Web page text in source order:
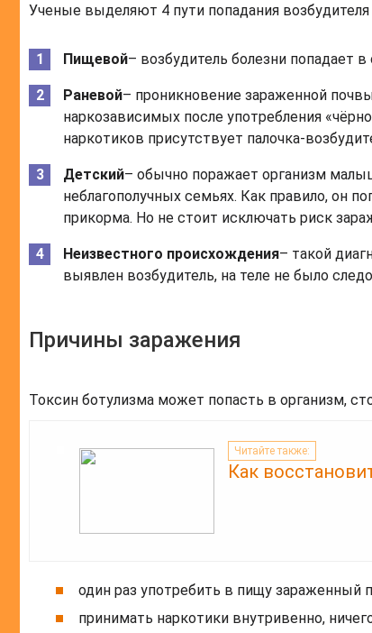
Ученые выделяют 4 пути попадания возбудителя
Пищевой– возбудитель болезни попадает
Раневой– проникновение зараженной
наркозависимых после употребления
наркотиков присутствует палочка-
Детский– обычно поражает организм
неблагополучных семьях. Как правило, он
прикорма. Но не стоит исключать риск
Неизвестного происхождения– такой
выявлен возбудитель, на теле не было
Причины заражения
Токсин ботулизма может попасть в организм,
Читайте также:
Как
один раз употребить в пищу зараженный
принимать наркотики внутривенно,